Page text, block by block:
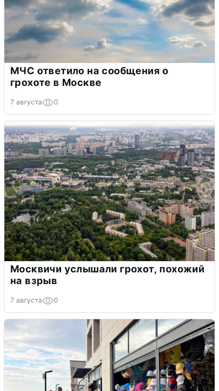
МЧС ответило на сообщения о
грохоте в Москве
7 августа 0
Москвичи услышали грохот, похожий
на взрыв
7 августа 0